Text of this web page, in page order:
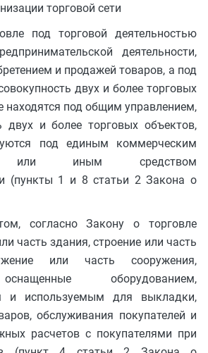
торговой сети
под торговой деятельностью
деятельности,
и продажей товаров, а под
двух и более торговых
находятся под общим управлением,
двух и более торговых объектов,
под единым коммерческим
или иным средством
(пункты 1 и 8 статьи 2 Закона о
согласно Закону о торговле
часть здания, строение или часть
или часть сооружения,
оборудованием,
и используемым для выкладки,
обслуживания покупателей и
расчетов с покупателями при